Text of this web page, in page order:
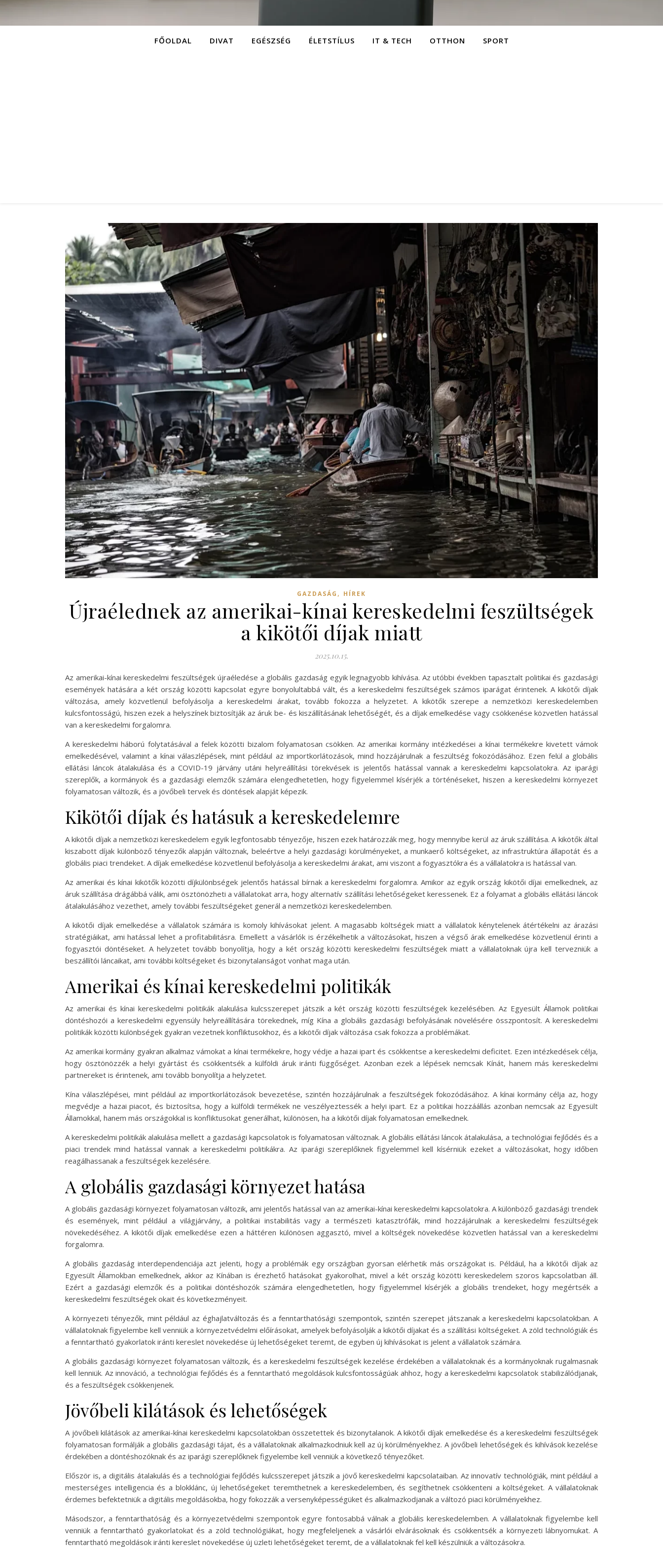
FŐOLDAL DIVAT EGÉSZSÉG ÉLETSTÍLUS IT & TECH OTTHON SPORT
GAZDASÁG , HÍREK
Újraélednek az amerikai-kínai kereskedelmi feszültségek
a kikötői díjak miatt
2025.10.15.
Az amerikai-kínai kereskedelmi feszültségek újraéledése a globális gazdaság egyik legnagyobb kihívása. Az utóbbi években tapasztalt politikai és gazdasági
események hatására a két ország közötti kapcsolat egyre bonyolultabbá vált, és a kereskedelmi feszültségek számos iparágat érintenek. A kikötői díjak
változása, amely közvetlenül befolyásolja a kereskedelmi árakat, tovább fokozza a helyzetet. A kikötők szerepe a nemzetközi kereskedelemben
kulcsfontosságú, hiszen ezek a helyszínek biztosítják az áruk be- és kiszállításának lehetőségét, és a díjak emelkedése vagy csökkenése közvetlen hatással
van a kereskedelmi forgalomra.
A kereskedelmi háború folytatásával a felek közötti bizalom folyamatosan csökken. Az amerikai kormány intézkedései a kínai termékekre kivetett vámok
emelkedésével, valamint a kínai válaszlépések, mint például az importkorlátozások, mind hozzájárulnak a feszültség fokozódásához. Ezen felül a globális
ellátási láncok átalakulása és a COVID-19 járvány utáni helyreállítási törekvések is jelentős hatással vannak a kereskedelmi kapcsolatokra. Az iparági
szereplők, a kormányok és a gazdasági elemzők számára elengedhetetlen, hogy figyelemmel kísérjék a történéseket, hiszen a kereskedelmi környezet
folyamatosan változik, és a jövőbeli tervek és döntések alapját képezik.
Kikötői díjak és hatásuk a kereskedelemre
A kikötői díjak a nemzetközi kereskedelem egyik legfontosabb tényezője, hiszen ezek határozzák meg, hogy mennyibe kerül az áruk szállítása. A kikötők által
kiszabott díjak különböző tényezők alapján változnak, beleértve a helyi gazdasági körülményeket, a munkaerő költségeket, az infrastruktúra állapotát és a
globális piaci trendeket. A díjak emelkedése közvetlenül befolyásolja a kereskedelmi árakat, ami viszont a fogyasztókra és a vállalatokra is hatással van.
Az amerikai és kínai kikötők közötti díjkülönbségek jelentős hatással bírnak a kereskedelmi forgalomra. Amikor az egyik ország kikötői díjai emelkednek, az
áruk szállítása drágábbá válik, ami ösztönözheti a vállalatokat arra, hogy alternatív szállítási lehetőségeket keressenek. Ez a folyamat a globális ellátási láncok
átalakulásához vezethet, amely további feszültségeket generál a nemzetközi kereskedelemben.
A kikötői díjak emelkedése a vállalatok számára is komoly kihívásokat jelent. A magasabb költségek miatt a vállalatok kénytelenek átértékelni az árazási
stratégiáikat, ami hatással lehet a profitabilitásra. Emellett a vásárlók is érzékelhetik a változásokat, hiszen a végső árak emelkedése közvetlenül érinti a
fogyasztói döntéseket. A helyzetet tovább bonyolítja, hogy a két ország közötti kereskedelmi feszültségek miatt a vállalatoknak újra kell tervezniük a
beszállítói láncaikat, ami további költségeket és bizonytalanságot vonhat maga után.
Amerikai és kínai kereskedelmi politikák
Az amerikai és kínai kereskedelmi politikák alakulása kulcsszerepet játszik a két ország közötti feszültségek kezelésében. Az Egyesült Államok politikai
döntéshozói a kereskedelmi egyensúly helyreállítására törekednek, míg Kína a globális gazdasági befolyásának növelésére összpontosít. A kereskedelmi
politikák közötti különbségek gyakran vezetnek konfliktusokhoz, és a kikötői díjak változása csak fokozza a problémákat.
Az amerikai kormány gyakran alkalmaz vámokat a kínai termékekre, hogy védje a hazai ipart és csökkentse a kereskedelmi deficitet. Ezen intézkedések célja,
hogy ösztönözzék a helyi gyártást és csökkentsék a külföldi áruk iránti függőséget. Azonban ezek a lépések nemcsak Kínát, hanem más kereskedelmi
partnereket is érintenek, ami tovább bonyolítja a helyzetet.
Kína válaszlépései, mint például az importkorlátozások bevezetése, szintén hozzájárulnak a feszültségek fokozódásához. A kínai kormány célja az, hogy
megvédje a hazai piacot, és biztosítsa, hogy a külföldi termékek ne veszélyeztessék a helyi ipart. Ez a politikai hozzáállás azonban nemcsak az Egyesült
Államokkal, hanem más országokkal is konfliktusokat generálhat, különösen, ha a kikötői díjak folyamatosan emelkednek.
A kereskedelmi politikák alakulása mellett a gazdasági kapcsolatok is folyamatosan változnak. A globális ellátási láncok átalakulása, a technológiai fejlődés és a
piaci trendek mind hatással vannak a kereskedelmi politikákra. Az iparági szereplőknek figyelemmel kell kísérniük ezeket a változásokat, hogy időben
reagálhassanak a feszültségek kezelésére.
A globális gazdasági környezet hatása
A globális gazdasági környezet folyamatosan változik, ami jelentős hatással van az amerikai-kínai kereskedelmi kapcsolatokra. A különböző gazdasági trendek
és események, mint például a világjárvány, a politikai instabilitás vagy a természeti katasztrófák, mind hozzájárulnak a kereskedelmi feszültségek
növekedéséhez. A kikötői díjak emelkedése ezen a háttéren különösen aggasztó, mivel a költségek növekedése közvetlen hatással van a kereskedelmi
forgalomra.
A globális gazdaság interdependenciája azt jelenti, hogy a problémák egy országban gyorsan elérhetik más országokat is. Például, ha a kikötői díjak az
Egyesült Államokban emelkednek, akkor az Kínában is érezhető hatásokat gyakorolhat, mivel a két ország közötti kereskedelem szoros kapcsolatban áll.
Ezért a gazdasági elemzők és a politikai döntéshozók számára elengedhetetlen, hogy figyelemmel kísérjék a globális trendeket, hogy megértsék a
kereskedelmi feszültségek okait és következményeit.
A környezeti tényezők, mint például az éghajlatváltozás és a fenntarthatósági szempontok, szintén szerepet játszanak a kereskedelmi kapcsolatokban. A
vállalatoknak figyelembe kell venniük a környezetvédelmi előírásokat, amelyek befolyásolják a kikötői díjakat és a szállítási költségeket. A zöld technológiák és
a fenntartható gyakorlatok iránti kereslet növekedése új lehetőségeket teremt, de egyben új kihívásokat is jelent a vállalatok számára.
A globális gazdasági környezet folyamatosan változik, és a kereskedelmi feszültségek kezelése érdekében a vállalatoknak és a kormányoknak rugalmasnak
kell lenniük. Az innováció, a technológiai fejlődés és a fenntartható megoldások kulcsfontosságúak ahhoz, hogy a kereskedelmi kapcsolatok stabilizálódjanak,
és a feszültségek csökkenjenek.
Jövőbeli kilátások és lehetőségek
A jövőbeli kilátások az amerikai-kínai kereskedelmi kapcsolatokban összetettek és bizonytalanok. A kikötői díjak emelkedése és a kereskedelmi feszültségek
folyamatosan formálják a globális gazdasági tájat, és a vállalatoknak alkalmazkodniuk kell az új körülményekhez. A jövőbeli lehetőségek és kihívások kezelése
érdekében a döntéshozóknak és az iparági szereplőknek figyelembe kell venniük a következő tényezőket.
Először is, a digitális átalakulás és a technológiai fejlődés kulcsszerepet játszik a jövő kereskedelmi kapcsolataiban. Az innovatív technológiák, mint például a
mesterséges intelligencia és a blokklánc, új lehetőségeket teremthetnek a kereskedelemben, és segíthetnek csökkenteni a költségeket. A vállalatoknak
érdemes befektetniük a digitális megoldásokba, hogy fokozzák a versenyképességüket és alkalmazkodjanak a változó piaci körülményekhez.
Másodszor, a fenntarthatóság és a környezetvédelmi szempontok egyre fontosabbá válnak a globális kereskedelemben. A vállalatoknak figyelembe kell
venniük a fenntartható gyakorlatokat és a zöld technológiákat, hogy megfeleljenek a vásárlói elvárásoknak és csökkentsék a környezeti lábnyomukat. A
fenntartható megoldások iránti kereslet növekedése új üzleti lehetőségeket teremt, de a vállalatoknak fel kell készülniük a változásokra.